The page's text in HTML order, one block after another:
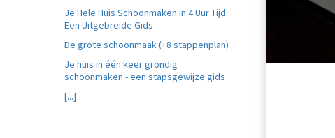
Je Hele Huis Schoonmaken in 4 Uur Tijd:
Een Uitgebreide Gids
De grote schoonmaak (+8 stappenplan)
Je huis in één keer grondig
schoonmaken - een stapsgewijze gids
[...]